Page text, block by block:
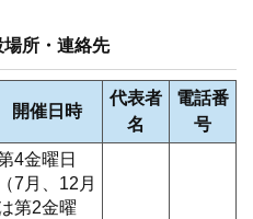
所・連絡先
開催日時
代表者
名
電話番
号
4金曜日
（7月、12月
第2金曜